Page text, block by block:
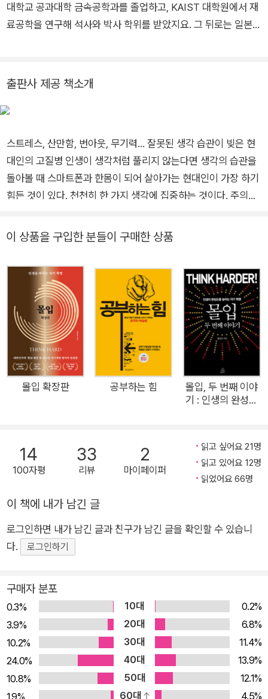
대학교 공과대학 금속공학과를 졸업하고, KAIST 대학원에서 재
료공학을 연구해 석사와 박사 학위를 받았지요. 그 뒤로는 일본과
던 어느 날, 교수님은 자신이 연구에 빠져 있을 때 가장 행복하다
나누기 위해 《몰입》이라는 책을 썼어요. 이 책은 수많은 어른들
을 가져오기도 했답니다. 지금은 서울대학교에서 정년퇴임한 뒤,
‘몰입아카데미’를 열어 많은 사람들에게 몰입의 가치를 전하고 있
어요. 특히 어린이와 청소년을 위한 몰입캠프에서는 어린 학생들
이 몰입을 통해 어려운 수학 문제를 스스로 풀어내고, 자신 안에
다. 유튜브 〈황농문의 몰입 이야기〉
출판사 제공 책소개
스트레스, 산만함, 번아웃, 무기력… 잘못된 생각 습관이 빚은 현
대인의 고질병 인생이 생각처럼 풀리지 않는다면 생각의 습관을
돌아볼 때 스마트폰과 한몸이 되어 살아가는 현대인이 가장 하기
힘든 것이 있다. 천천히 한 가지 생각에 집중하는 것이다. 주의력
몰입 전문가인 황농문 박사가 ‘생각의 습관’을 재정비할 것을 권
생각 습관은 일이나 공부의 성과를 깎아먹는 주범이며 스트레스,
산만함, 불안감, 번아웃 증후군의 원인이 되기도 한다. 그렇다면
생각의 한계를 확장하고, 생각의 질을 높이려면 어떻게 해야 할
까? 그간 수많은 사람들에게 몰입적 사고를 지도해온 저자는 사
람들이 일반적으로 생각하는 방식과 자신만의 고유한 생각 방식
을 구별할 필요성을 느꼈다. 자신이 몇 달 혹은 몇 년 동안 고도의
몰입 상태에 있으면서도 지치거나 피곤하지 않았던 것도 그냥 생
각한 게 아니라 나름의 생각법을 활용했기 때문이라는 것을 깨닫
게 되면서 ‘슬로싱킹(slow thinking)’이란 개념을 만들었고, 몰입
생각의 코어 엔진, ‘슬로싱킹’ 황농문 박사는 어려운 문제를 해결
하거나 기적 같은 아이디어를 이끌어내는 비결은 사실 단순하다
생각하는 것. 그저 생각의 끈을 오랫동안 놓지 않는 것만으로도
몰입도는 계속 올라가고, 이때 참신한 아이디어가 나올 가능성이
커지고 학습의 효율 또한 올라간다. 하지만 보통 사람들은 ‘생각
이란 원래 골치 아픈 것’이라는 선입견 탓에 생각하기를 두려워하
그런 사람들에게 이 책이 소개하는 슬로싱킹은 편안하게 오래 생
각할 수 있게 해주는 ‘생각의 코어 엔진’이라 할 수 있다. 슬로싱
킹은 몸과 마음은 스트레스 없이 편안한 이완 상태를 유지하되 머
리로는 생각의 끈을 1초도 놓지 않을 정도로 집중하는 생각 방식
이다. 책에서는 슬로싱킹의 원리와 함께 공부나 업무에 활용할 수
있는 ‘슬로싱킹 장기 몰입의 원칙 11’을 비롯한 구체적인 실천 방
이 상품을 구입한 분들이 구매한 상품
몰입 확장판 공부하는 힘
몰입, 두 번째 이야
기 : 인생의 완성도
14
100자평
33
리뷰
2
마이페이퍼
읽고 싶어요 21명
읽고 있어요 12명
읽었어요 66명
이 책에 내가 남긴 글
로그인하면 내가 남긴 글과 친구가 남긴 글을 확인할 수 있습니
다.
로그인하기
구매자 분포
0.3% 10대
0.2%
3.9%
20대
6.8%
10.2%
30대
11.4%
24.0%
40대
13.9%
10.8%
50대
12.1%
60대 4.5%